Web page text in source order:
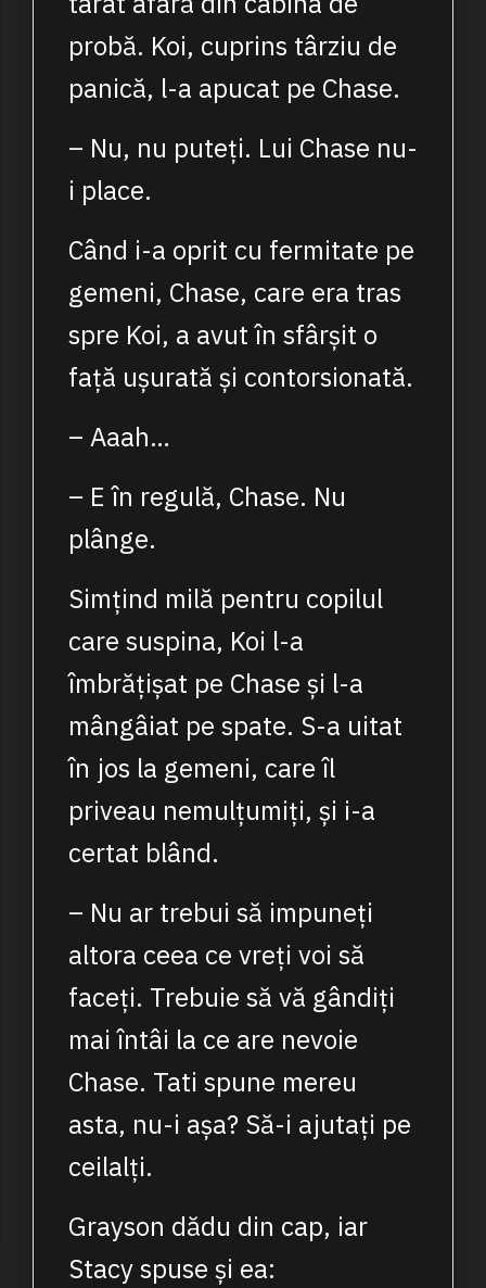
probă. Koi, cuprins târziu de
panică, l-a apucat pe Chase.
– Nu, nu puteți. Lui Chase nu-
i place.
Când i-a oprit cu fermitate pe
gemeni, Chase, care era tras
spre Koi, a avut în sfârșit o
față ușurată și contorsionată.
– Aaah…
– E în regulă, Chase. Nu
plânge.
Simțind milă pentru copilul
care suspina, Koi l-a
îmbrățișat pe Chase și l-a
mângâiat pe spate. S-a uitat
în jos la gemeni, care îl
priveau nemulțumiți, și i-a
certat blând.
– Nu ar trebui să impuneți
altora ceea ce vreți voi să
faceți. Trebuie să vă gândiți
mai întâi la ce are nevoie
Chase. Tati spune mereu
asta, nu-i așa? Să-i ajutați pe
ceilalți.
Grayson dădu din cap, iar
Stacy spuse și ea: